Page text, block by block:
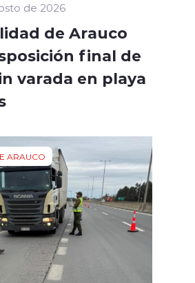
de 2026
de Arauco
final de
varada en playa
ARAUCO